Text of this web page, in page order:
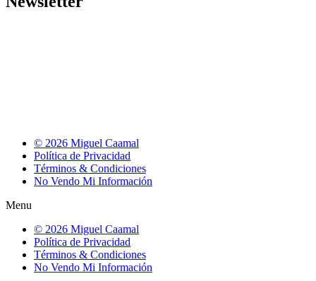
© 2026 Miguel Caamal
Política de Privacidad
Términos & Condiciones
No Vendo Mi Información
Menu
© 2026 Miguel Caamal
Política de Privacidad
Términos & Condiciones
No Vendo Mi Información